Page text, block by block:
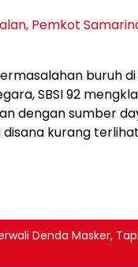
Pemkot
buruh
SBSI 92
dengan sumber
kurang
Denda Masker,